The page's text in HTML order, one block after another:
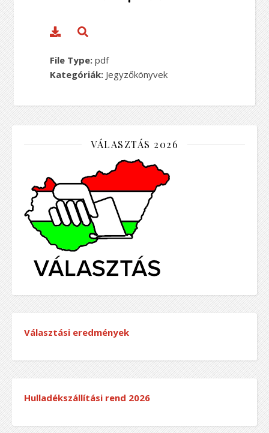
File Type: pdf
Kategóriák: Jegyzőkönyvek
VÁLASZTÁS 2026
Választási eredmények
Hulladékszállítási rend 2026